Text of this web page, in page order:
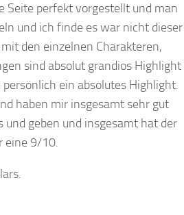
Seite perfekt vorgestellt und man
und ich finde es war nicht dieser
den einzelnen Charakteren,
sind absolut grandios Highlight
ein absolutes Highlight.
haben mir insgesamt sehr gut
geben und insgesamt hat der
eine 9/10.